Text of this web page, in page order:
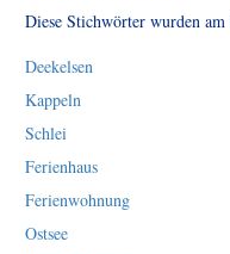
Diese Stichwörter wurden
Deekelsen
Kappeln
Schlei
Ferienhaus
Ferienwohnung
Ostsee